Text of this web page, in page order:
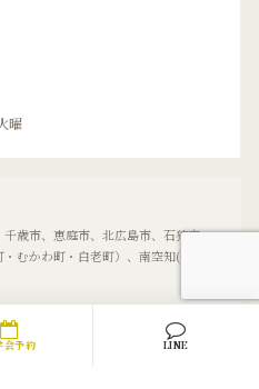
会予約 LINE
曜
歳市、恵庭市、北広島市、石狩市、
むかわ町・白老町）、南空知(長沼